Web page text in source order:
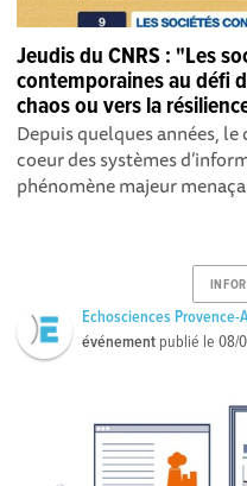
Jeudis du CNRS : "Les
contemporaines au défi
chaos ou vers la
Depuis quelques années,
coeur des systèmes
phénomène majeur
Echosciences
événement publié le08/